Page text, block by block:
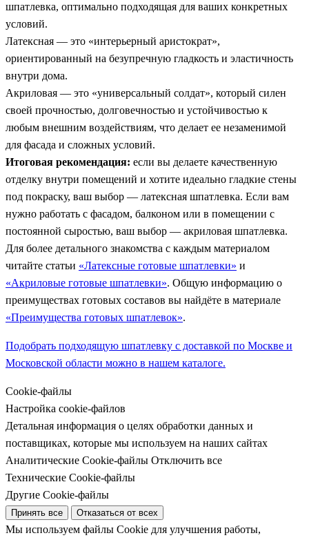
шпатлевка, оптимально подходящая для ваших конкретных
условий.
Латексная — это «интерьерный аристократ»,
ориентированный на безупречную гладкость и эластичность
внутри дома.
Акриловая — это «универсальный солдат», который силен
своей прочностью, долговечностью и устойчивостью к
любым внешним воздействиям, что делает ее незаменимой
для фасада и сложных условий.
Итоговая рекомендация: если вы делаете качественную
отделку внутри помещений и хотите идеально гладкие стены
под покраску, ваш выбор — латексная шпатлевка. Если вам
нужно работать с фасадом, балконом или в помещении с
постоянной сыростью, ваш выбор — акриловая шпатлевка.
Для более детального знакомства с каждым материалом
читайте статьи «Латексные готовые шпатлевки» и
«Акриловые готовые шпатлевки». Общую информацию о
преимуществах готовых составов вы найдёте в материале
«Преимущества готовых шпатлевок».
Подобрать подходящую шпатлевку с доставкой по Москве и
Московской области можно в нашем каталоге.
Cookie-файлы
Настройка cookie-файлов
Детальная информация о целях обработки данных и
поставщиках, которые мы используем на наших сайтах
Аналитические Cookie-файлы Отключить все
Технические Cookie-файлы
Другие Cookie-файлы
Принять все Отказаться от всех
Мы используем файлы Cookie для улучшения работы,